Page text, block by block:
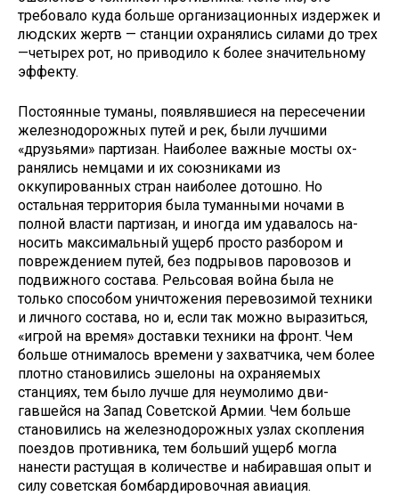
требовало куда больше организационных издер­жек и
людских жертв — станции охра­нялись силами до трех
—четырех рот, но приводило к более значительному
эффекту.
Постоянные туманы, появлявшиеся на пересечении
железнодорожных пу­тей и рек, были лучшими
«друзьями» партизан. Наиболее важные мосты ох­
ранялись немцами и их союзниками из
оккупированных стран наиболее до­тошно. Но
остальная территория была туманными ночами в
полной власти партизан, и иногда им удавалось на­
носить максимальный ущерб просто разбором и
повреждением путей, без подрывов паровозов и
подвижного со­става. Рельсовая война была не
только способом уничтожения перевозимой техники
и личного состава, но и, если так можно выразиться,
«игрой на вре­мя» доставки техники на фронт. Чем
больше отнималось времени у захват­чика, чем более
плотно становились эшелоны на охраняемых
станциях, тем было лучше для неумолимо дви­
гавшейся на Запад Советской Армии. Чем больше
становились на железно­дорожных узлах скопления
поездов противника, тем больший ущерб могла
нанести растущая в количестве и наби­равшая опыт и
силу советская бомбар­дировочная авиация.